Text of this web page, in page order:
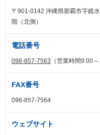
〒901-0142 沖縄県那覇市字鏡
階（北側）
電話番号
098-857-7563 （営業時間9:00～
FAX番号
098-857-7564
ウェブサイト